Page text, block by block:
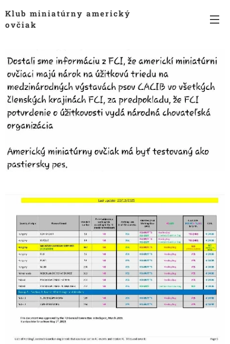
Klub miniatúrny americký
ovčiak